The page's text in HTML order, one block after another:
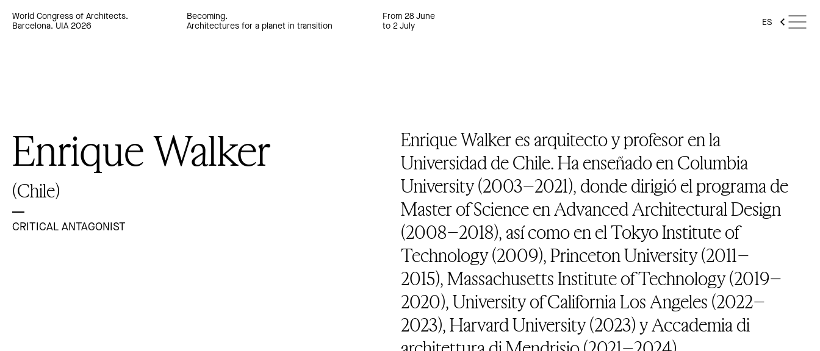
World Congress of Architects.
Barcelona. UIA 2026
Becoming.
Architectures for a planet in transition
From 28 June
to 2 July
ES
Enrique Walker
(Chile)
CRITICAL ANTAGONIST
Enrique Walker es arquitecto y profesor en la
Universidad de Chile. Ha enseñado en Columbia
University (2003–2021), donde dirigió el programa de
Master of Science en Advanced Architectural Design
(2008–2018), así como en el Tokyo Institute of
Technology (2009), Princeton University (2011–
2015), Massachusetts Institute of Technology (2019–
2020), University of California Los Angeles (2022–
2023), Harvard University (2023) y Accademia di